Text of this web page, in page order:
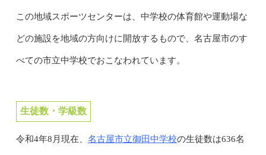
この地域スポーツセンターは、中学校の体育館や運動場な
どの施設を地域の方向けに開放するもので、名古屋市のす
べての市立中学校でおこなわれています。
生徒数・学級数
令和4年8月現在、 名古屋市立御田中学校の生徒数は636名